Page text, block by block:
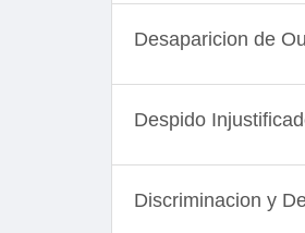
Desaparicion de
Despido
Discriminacion y